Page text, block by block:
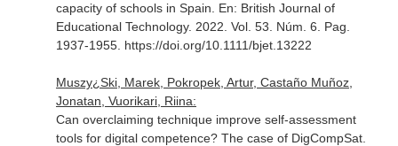
capacity of schools in Spain. En: British Journal of
Educational Technology. 2022. Vol. 53. Núm. 6. Pag.
1937-1955. https://doi.org/10.1111/bjet.13222
Muszy¿Ski, Marek, Pokropek, Artur, Castaño Muñoz,
Jonatan, Vuorikari, Riina:
Can overclaiming technique improve self-assessment
tools for digital competence? The case of DigCompSat.